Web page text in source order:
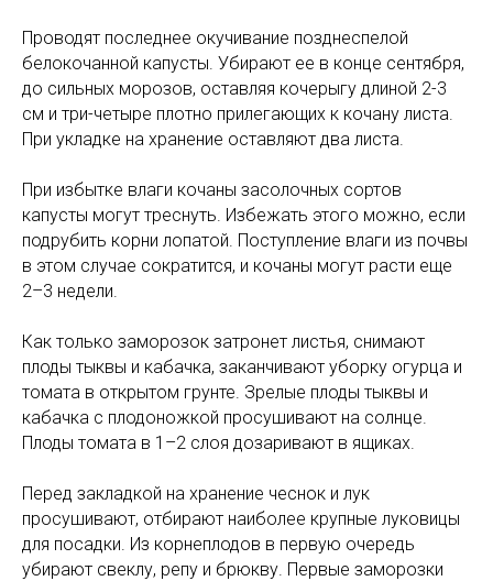
Проводят последнее окучивание позднеспелой
белокочанной капусты. Убирают ее в конце сентября,
до сильных морозов, оставляя кочерыгу длиной 2-3
см и три-четыре плотно прилегающих к кочану листа.
При укладке на хранение оставляют два листа.
При избытке влаги кочаны засолочных сортов
капусты могут треснуть. Избежать этого можно, если
подрубить корни лопатой. Поступление влаги из почвы
в этом случае сократится, и кочаны могут расти еще
2–3 недели.
Как только заморозок затронет листья, снимают
плоды тыквы и кабачка, заканчивают уборку огурца и
томата в открытом грунте. Зрелые плоды тыквы и
кабачка с плодоножкой просушивают на солнце.
Плоды томата в 1–2 слоя дозаривают в ящиках.
Перед закладкой на хранение чеснок и лук
просушивают, отбирают наиболее крупные луковицы
для посадки. Из корнеплодов в первую очередь
убирают свеклу, репу и брюкву. Первые заморозки